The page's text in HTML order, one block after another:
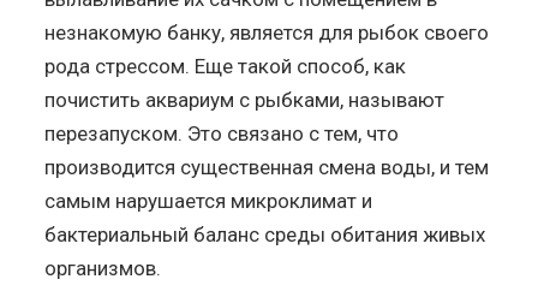
незнакомую банку, является для рыбок своего
рода стрессом. Еще такой способ, как
почистить аквариум с рыбками, называют
перезапуском. Это связано с тем, что
производится существенная смена воды, и тем
самым нарушается микроклимат и
бактериальный баланс среды обитания живых
организмов.